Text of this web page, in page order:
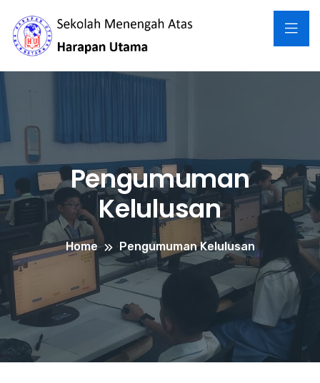
Pengumuman
Kelulusan
Home Pengumuman Kelulusan